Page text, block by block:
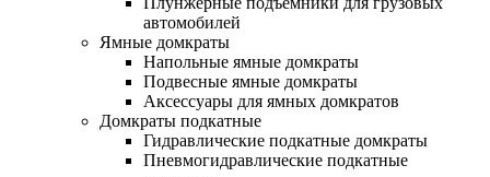
автомобилей
Ямные домкраты
Напольные ямные домкраты
Подвесные ямные домкраты
Аксессуары для ямных домкратов
Домкраты подкатные
Гидравлические подкатные домкраты
Пневмогидравлические подкатные